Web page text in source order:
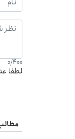
0/400
لطفا